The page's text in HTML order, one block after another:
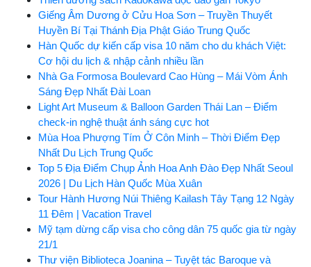
Giếng Âm Dương ở Cửu Hoa Sơn – Truyền Thuyết
Huyền Bí Tại Thánh Địa Phật Giáo Trung Quốc
Hàn Quốc dự kiến cấp visa 10 năm cho du khách Việt:
Cơ hội du lịch & nhập cảnh nhiều lần
Nhà Ga Formosa Boulevard Cao Hùng – Mái Vòm Ánh
Sáng Đẹp Nhất Đài Loan
Light Art Museum & Balloon Garden Thái Lan – Điểm
check-in nghệ thuật ánh sáng cực hot
Mùa Hoa Phượng Tím Ở Côn Minh – Thời Điểm Đẹp
Nhất Du Lịch Trung Quốc
Top 5 Địa Điểm Chụp Ảnh Hoa Anh Đào Đẹp Nhất Seoul
2026 | Du Lịch Hàn Quốc Mùa Xuân
Tour Hành Hương Núi Thiêng Kailash Tây Tạng 12 Ngày
11 Đêm | Vacation Travel
Mỹ tạm dừng cấp visa cho công dân 75 quốc gia từ ngày
21/1
Thư viện Biblioteca Joanina – Tuyệt tác Baroque và